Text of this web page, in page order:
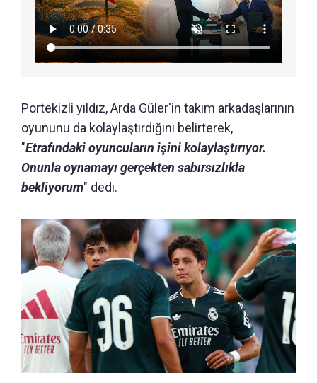
Portekizli yıldız, Arda Güler'in takım arkadaşlarının
oyununu da kolaylaştırdığını belirterek,
"Etrafındaki oyuncuların işini kolaylaştırıyor.
Onunla oynamayı gerçekten sabırsızlıkla
bekliyorum" dedi.